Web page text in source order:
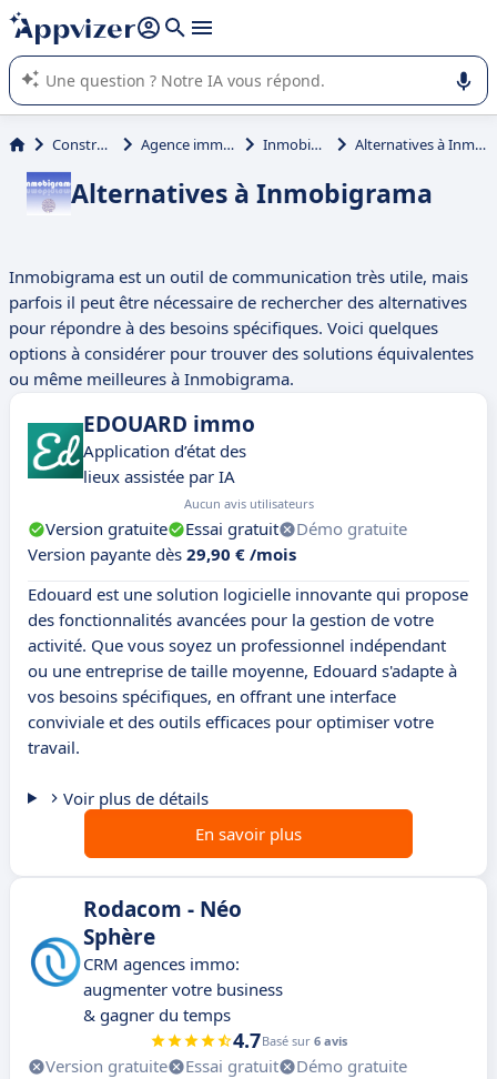
répondre (plusieurs lignes avec
L'IA de Appvizer vous guide dans l'utilisation ou la sélection de
logiciel SaaS en entreprise.
Construction Agence immobilière Inmobigrama Alternatives à Inmobigrama
Alternatives à Inmobigrama
Inmobigrama est un outil de communication très utile, mais
parfois il peut être nécessaire de rechercher des alternatives
pour répondre à des besoins spécifiques. Voici quelques
options à considérer pour trouver des solutions équivalentes
ou même meilleures à Inmobigrama.
EDOUARD immo
Application d’état des
lieux assistée par IA
Aucun avis utilisateurs
Version gratuite Essai gratuit
Démo gratuite
Version payante dès 29,90 € /mois
Edouard est une solution logicielle innovante qui propose
des fonctionnalités avancées pour la gestion de votre
activité. Que vous soyez un professionnel indépendant
ou une entreprise de taille moyenne, Edouard s'adapte à
vos besoins spécifiques, en offrant une interface
conviviale et des outils efficaces pour optimiser votre
travail.
Voir plus de détails
En savoir plus
Rodacom - Néo
Sphère
CRM agences immo:
augmenter votre business
& gagner du temps
4.7Basé sur 6 avis
Version gratuite Essai gratuit
Démo gratuite